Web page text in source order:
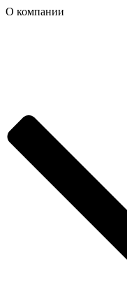
О компании